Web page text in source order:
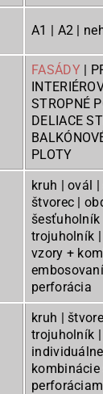
A1 | A2 |
FASÁDY|
STROPNÉ
DELIACE
PLOTY
kruh | ovál
štvorec |
šesťuholník
trojuholník
vzory +
perforácia
kruh |
trojuholník
kombinácie